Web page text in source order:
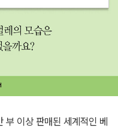
이상 판매된 세계적인 베